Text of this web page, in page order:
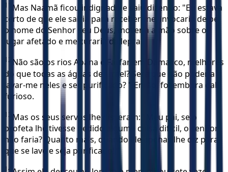
11
Mas Naamã ficou indignado e saiu dizendo: "Eu estava
certo de que ele sairia para receber-me, invocaria de pé
o nome do Senhor seu Deus, moveria a mão sobre o
lugar afetado e me curaria da lepra.
12 Não são os rios Abana e Farfar, em Damasco, melhores
do que todas as águas de Israel? Será que não poderia
lavar-me neles e ser purificado? " Então, foi embora dali
furioso.
13 Mas os seus servos lhe disseram: "Meu pai, se o
profeta lhe tivesse pedido alguma coisa difícil, o senhor
não faria? Quanto mais, quando ele apenas lhe diz para
que se lave e seja purificado! "
14